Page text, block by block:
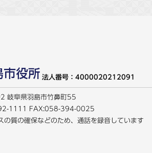
法人番号：4000020212091
岐阜県羽島市竹鼻町55
1111
FAX:058-394-0025
の質の確保などのため、通話を録音しています